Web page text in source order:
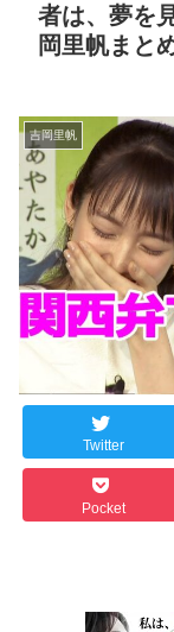
者は、夢を
岡里帆まと
吉岡里帆
Twitter
Pocket